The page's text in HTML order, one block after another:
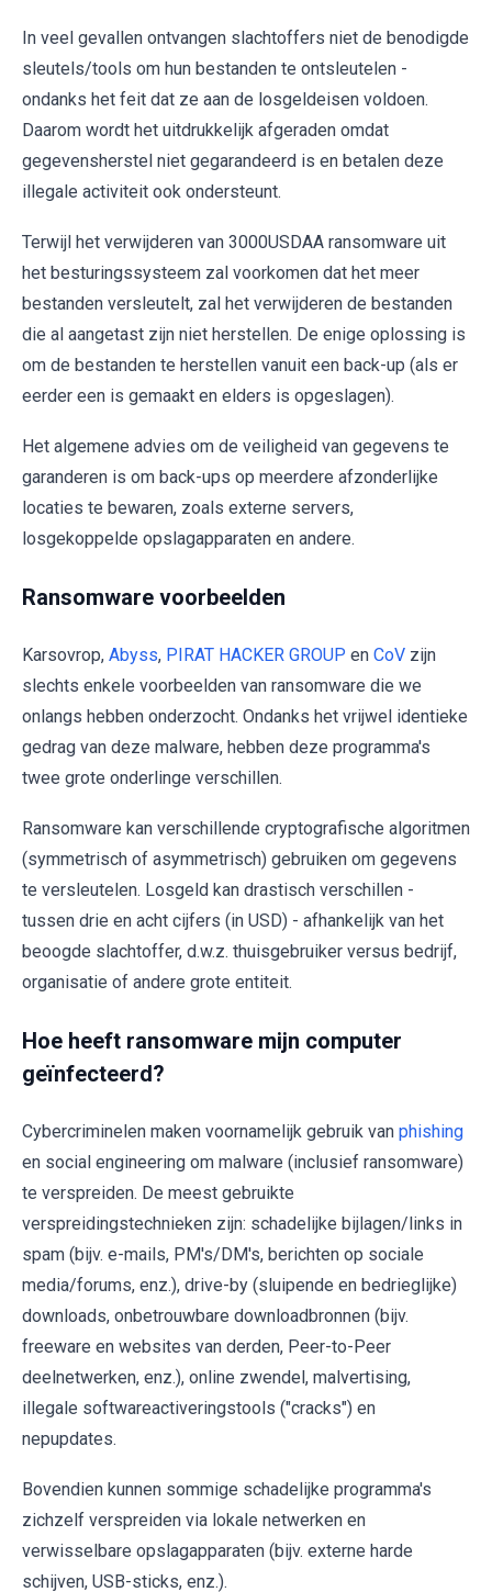
In veel gevallen ontvangen slachtoffers niet de benodigde
sleutels/tools om hun bestanden te ontsleutelen -
ondanks het feit dat ze aan de losgeldeisen voldoen.
Daarom wordt het uitdrukkelijk afgeraden omdat
gegevensherstel niet gegarandeerd is en betalen deze
illegale activiteit ook ondersteunt.
Terwijl het verwijderen van 3000USDAA ransomware uit
het besturingssysteem zal voorkomen dat het meer
bestanden versleutelt, zal het verwijderen de bestanden
die al aangetast zijn niet herstellen. De enige oplossing is
om de bestanden te herstellen vanuit een back-up (als er
eerder een is gemaakt en elders is opgeslagen).
Het algemene advies om de veiligheid van gegevens te
garanderen is om back-ups op meerdere afzonderlijke
locaties te bewaren, zoals externe servers,
losgekoppelde opslagapparaten en andere.
Ransomware voorbeelden
Karsovrop, Abyss, PIRAT HACKER GROUP en CoV zijn
slechts enkele voorbeelden van ransomware die we
onlangs hebben onderzocht. Ondanks het vrijwel identieke
gedrag van deze malware, hebben deze programma's
twee grote onderlinge verschillen.
Ransomware kan verschillende cryptografische algoritmen
(symmetrisch of asymmetrisch) gebruiken om gegevens
te versleutelen. Losgeld kan drastisch verschillen -
tussen drie en acht cijfers (in USD) - afhankelijk van het
beoogde slachtoffer, d.w.z. thuisgebruiker versus bedrijf,
organisatie of andere grote entiteit.
Hoe heeft ransomware mijn computer
geïnfecteerd?
Cybercriminelen maken voornamelijk gebruik van phishing
en social engineering om malware (inclusief ransomware)
te verspreiden. De meest gebruikte
verspreidingstechnieken zijn: schadelijke bijlagen/links in
spam (bijv. e-mails, PM's/DM's, berichten op sociale
media/forums, enz.), drive-by (sluipende en bedrieglijke)
downloads, onbetrouwbare downloadbronnen (bijv.
freeware en websites van derden, Peer-to-Peer
deelnetwerken, enz.), online zwendel, malvertising,
illegale softwareactiveringstools ("cracks") en
nepupdates.
Bovendien kunnen sommige schadelijke programma's
zichzelf verspreiden via lokale netwerken en
verwisselbare opslagapparaten (bijv. externe harde
schijven, USB-sticks, enz.).